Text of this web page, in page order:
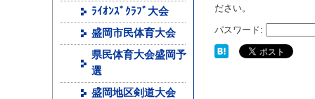
ださい。
パスワード:
ﾗｲｵﾝｽﾞｸﾗﾌﾞ大会
盛岡市民体育大会
県民体育大会盛岡予
選
盛岡地区剣道大会